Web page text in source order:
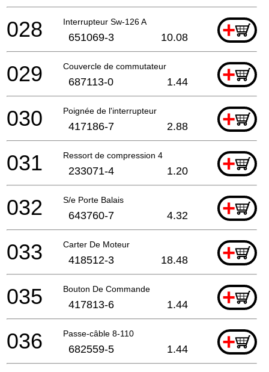
Interrupteur Sw-126 A +
028 651069-3 10.08
Couvercle de commutateur +
029 687113-0 1.44
Poignée de l'interrupteur +
030 417186-7 2.88
Ressort de compression 4 +
031 233071-4 1.20
S/e Porte Balais +
032 643760-7 4.32
Carter De Moteur +
033 418512-3 18.48
Bouton De Commande +
035 417813-6 1.44
Passe-câble 8-110 +
036 682559-5 1.44